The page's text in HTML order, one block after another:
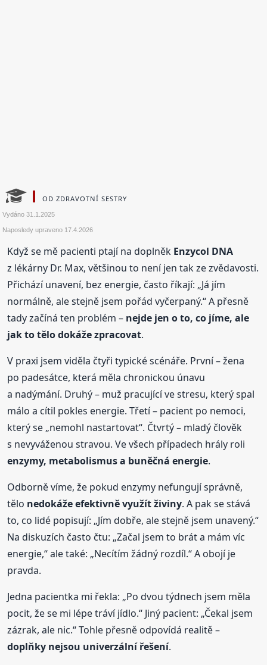
OD ZDRAVOTNÍ SESTRY
Vydáno31.1.2025
Naposledy upraveno 17.4.2026
Když se mě pacienti ptají na doplněk Enzycol DNA
z lékárny Dr. Max, většinou to není jen tak ze zvědavosti.
Přichází unavení, bez energie, často říkají: „Já jím
normálně, ale stejně jsem pořád vyčerpaný.“ A přesně
tady začíná ten problém – nejde jen o to, co jíme, ale
jak to tělo dokáže zpracovat.
V praxi jsem viděla čtyři typické scénáře. První – žena
po padesátce, která měla chronickou únavu
a nadýmání. Druhý – muž pracující ve stresu, který spal
málo a cítil pokles energie. Třetí – pacient po nemoci,
který se „nemohl nastartovat“. Čtvrtý – mladý člověk
s nevyváženou stravou. Ve všech případech hrály roli
enzymy, metabolismus a buněčná energie.
Odborně víme, že pokud enzymy nefungují správně,
tělo nedokáže efektivně využít živiny. A pak se stává
to, co lidé popisují: „Jím dobře, ale stejně jsem unavený.“
Na diskuzích často čtu: „Začal jsem to brát a mám víc
energie,“ ale také: „Necítím žádný rozdíl.“ A obojí je
pravda.
Jedna pacientka mi řekla: „Po dvou týdnech jsem měla
pocit, že se mi lépe tráví jídlo.“ Jiný pacient: „Čekal jsem
zázrak, ale nic.“ Tohle přesně odpovídá realitě –
doplňky nejsou univerzální řešení.